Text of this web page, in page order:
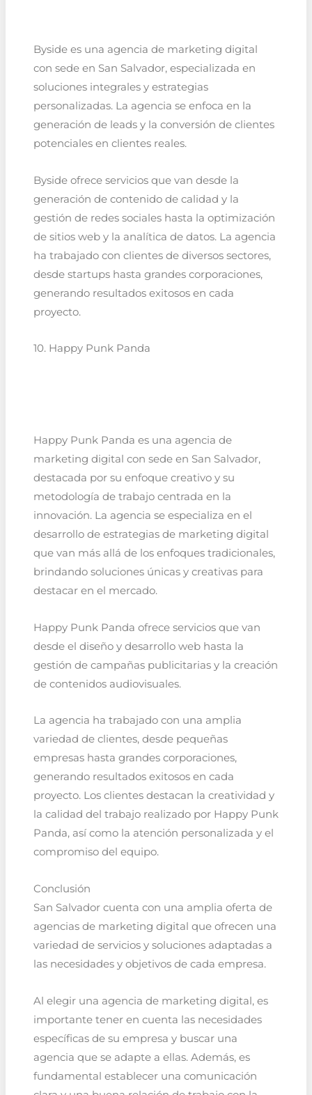
Byside es una agencia de marketing digital
con sede en San Salvador, especializada en
soluciones integrales y estrategias
personalizadas. La agencia se enfoca en la
generación de leads y la conversión de clientes
potenciales en clientes reales.
Byside ofrece servicios que van desde la
generación de contenido de calidad y la
gestión de redes sociales hasta la optimización
de sitios web y la analítica de datos. La agencia
ha trabajado con clientes de diversos sectores,
desde startups hasta grandes corporaciones,
generando resultados exitosos en cada
proyecto.
10. Happy Punk Panda
Happy Punk Panda es una agencia de
marketing digital con sede en San Salvador,
destacada por su enfoque creativo y su
metodología de trabajo centrada en la
innovación. La agencia se especializa en el
desarrollo de estrategias de marketing digital
que van más allá de los enfoques tradicionales,
brindando soluciones únicas y creativas para
destacar en el mercado.
Happy Punk Panda ofrece servicios que van
desde el diseño y desarrollo web hasta la
gestión de campañas publicitarias y la creación
de contenidos audiovisuales.
La agencia ha trabajado con una amplia
variedad de clientes, desde pequeñas
empresas hasta grandes corporaciones,
generando resultados exitosos en cada
proyecto. Los clientes destacan la creatividad y
la calidad del trabajo realizado por Happy Punk
Panda, así como la atención personalizada y el
compromiso del equipo.
Conclusión
San Salvador cuenta con una amplia oferta de
agencias de marketing digital que ofrecen una
variedad de servicios y soluciones adaptadas a
las necesidades y objetivos de cada empresa.
Al elegir una agencia de marketing digital, es
importante tener en cuenta las necesidades
específicas de su empresa y buscar una
agencia que se adapte a ellas. Además, es
fundamental establecer una comunicación